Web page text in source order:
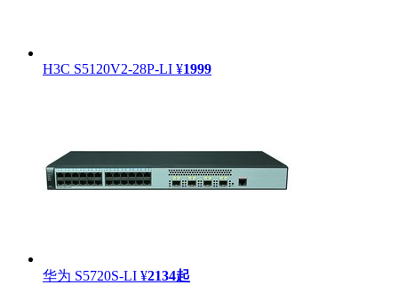
H3C S5120V2-28P-LI ¥1999
华为 S5720S-LI ¥2134起